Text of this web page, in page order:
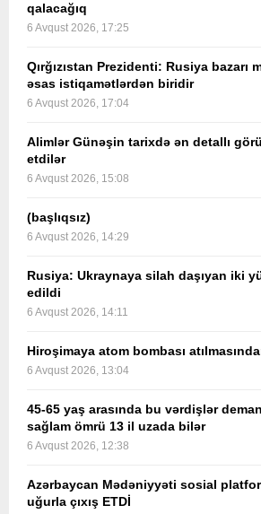
qalacağıq
6 Avqust 2026, 17:25
Qırğızıstan Prezidenti: Rusiya bazarı
əsas istiqamətlərdən biridir
6 Avqust 2026, 17:04
Alimlər Günəşin tarixdə ən detallı
etdilər
6 Avqust 2026, 15:08
(başlıqsız)
6 Avqust 2026, 14:29
Rusiya: Ukraynaya silah daşıyan iki
edildi
6 Avqust 2026, 14:11
Hiroşimaya atom bombası
6 Avqust 2026, 13:04
45-65 yaş arasında bu vərdişlər
sağlam ömrü 13 il uzada bilər
6 Avqust 2026, 12:38
Azərbaycan Mədəniyyəti sosial
uğurla çıxış ETDİ